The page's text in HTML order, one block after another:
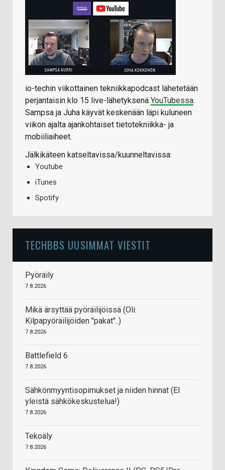
io-techin viikottainen tekniikkapodcast lähetetään
perjantaisin klo 15 live-lähetyksenä YouTubessa.
Sampsa ja Juha käyvät keskenään läpi kuluneen
viikon ajalta ajankohtaiset tietotekniikka- ja
mobiiliaiheet.
Jälkikäteen katseltavissa/kuunneltavissa:
Youtube
iTunes
Spotify
TECHBBS UUSIMMAT VIESTIT
Pyöräily
7.8.2026
Mikä ärsyttää pyöräilijöissä (Oli:
Kilpapyöräilijöiden "pakat"..)
7.8.2026
Battlefield 6
7.8.2026
Sähkönmyyntisopimukset ja niiden hinnat (EI
yleistä sähkökeskustelua!)
7.8.2026
Tekoäly
7.8.2026